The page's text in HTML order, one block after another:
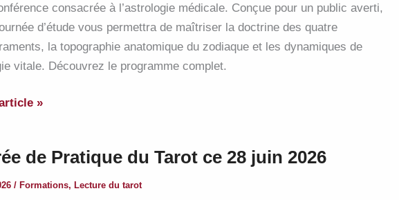
consacrée à l’astrologie médicale. Conçue pour un public averti,
d’étude vous permettra de maîtriser la doctrine des quatre
la topographie anatomique du zodiaque et les dynamiques de
vitale. Découvrez le programme complet.
»
de Pratique du Tarot ce 28 juin 2026
/ Formations, Lecture du tarot